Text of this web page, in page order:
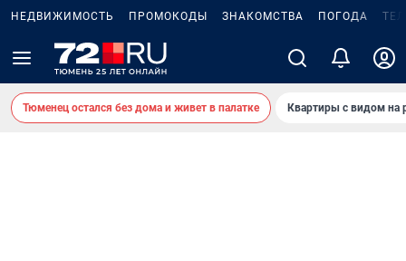
НЕДВИЖИМОСТЬ ПРОМОКОДЫ ЗНАКОМСТВА ПОГОДА
Тюменец остался без дома и живет в палатке Квартиры с видом на